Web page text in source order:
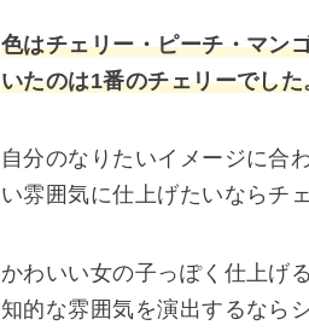
色はチェリー・ピーチ・マン
いたのは1番のチェリーでした
自分のなりたいイメージに合
い雰囲気に仕上げたいならチ
かわいい女の子っぽく仕上げ
知的な雰囲気を演出するなら